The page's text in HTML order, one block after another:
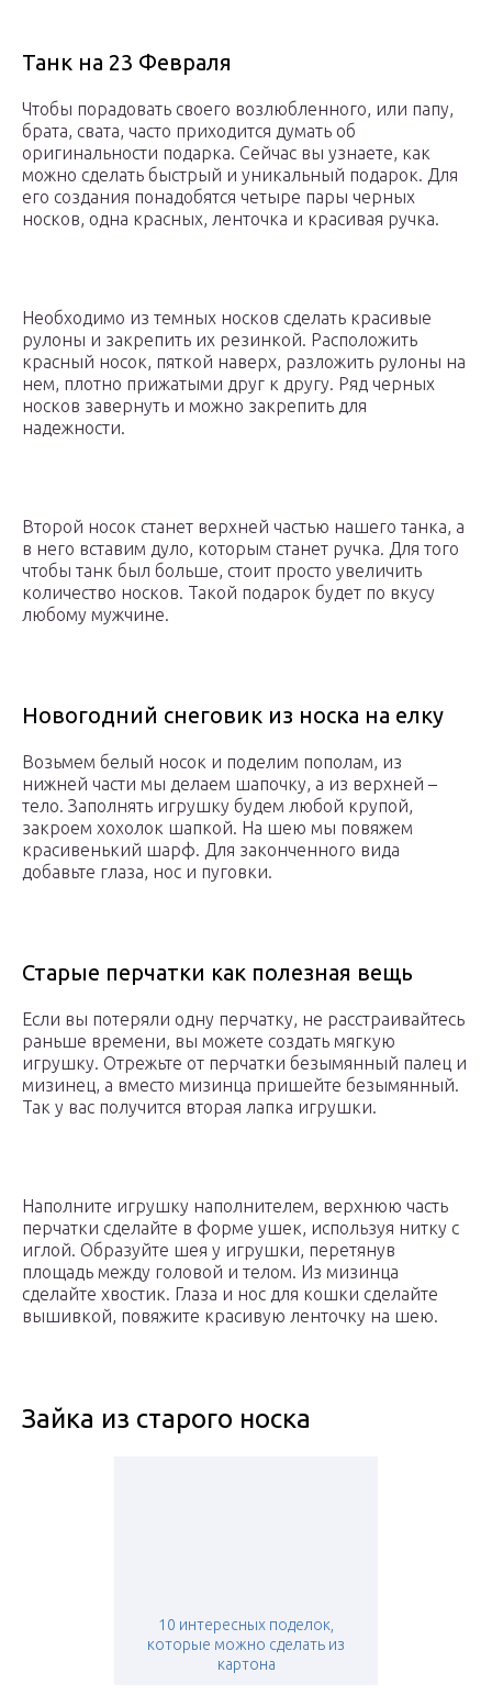
Танк на 23 Февраля
Чтобы порадовать своего возлюбленного, или папу,
брата, свата, часто приходится думать об
оригинальности подарка. Сейчас вы узнаете, как
можно сделать быстрый и уникальный подарок. Для
его создания понадобятся четыре пары черных
носков, одна красных, ленточка и красивая ручка.
Необходимо из темных носков сделать красивые
рулоны и закрепить их резинкой. Расположить
красный носок, пяткой наверх, разложить рулоны на
нем, плотно прижатыми друг к другу. Ряд черных
носков завернуть и можно закрепить для
надежности.
Второй носок станет верхней частью нашего танка, а
в него вставим дуло, которым станет ручка. Для того
чтобы танк был больше, стоит просто увеличить
количество носков. Такой подарок будет по вкусу
любому мужчине.
Новогодний снеговик из носка на елку
Возьмем белый носок и поделим пополам, из
нижней части мы делаем шапочку, а из верхней –
тело. Заполнять игрушку будем любой крупой,
закроем хохолок шапкой. На шею мы повяжем
красивенький шарф. Для законченного вида
добавьте глаза, нос и пуговки.
Старые перчатки как полезная вещь
Если вы потеряли одну перчатку, не расстраивайтесь
раньше времени, вы можете создать мягкую
игрушку. Отрежьте от перчатки безымянный палец и
мизинец, а вместо мизинца пришейте безымянный.
Так у вас получится вторая лапка игрушки.
Наполните игрушку наполнителем, верхнюю часть
перчатки сделайте в форме ушек, используя нитку с
иглой. Образуйте шея у игрушки, перетянув
площадь между головой и телом. Из мизинца
сделайте хвостик. Глаза и нос для кошки сделайте
вышивкой, повяжите красивую ленточку на шею.
Зайка из старого носка
10 интересных поделок,
которые можно сделать из
картона